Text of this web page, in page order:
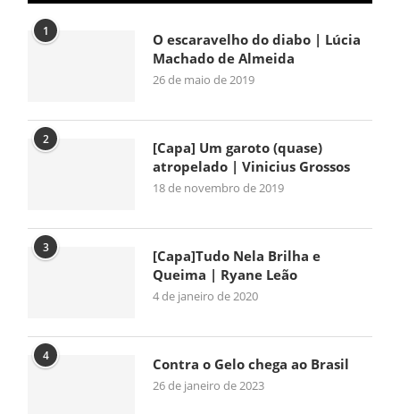
1
O escaravelho do diabo | Lúcia
Machado de Almeida
26 de maio de 2019
2
[Capa] Um garoto (quase)
atropelado | Vinicius Grossos
18 de novembro de 2019
3
[Capa]Tudo Nela Brilha e
Queima | Ryane Leão
4 de janeiro de 2020
4 Contra o Gelo chega ao Brasil
26 de janeiro de 2023